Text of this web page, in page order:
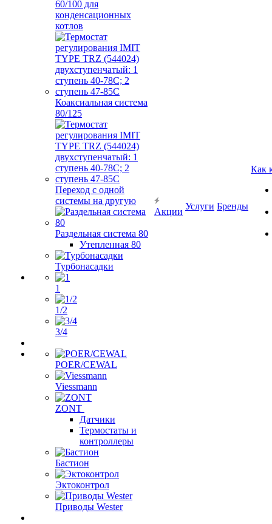
60/100 для
конденсационных
котлов
Коаксиальная система
80/125
Переход с одной
системы на другую
Раздельная система 80
Утепленная 80
Турбонасадки
1
1/2
3/4
POER/CEWAL
Viessmann
ZONT
Датчики
Термостаты и
контроллеры
Бастион
Эктоконтрол
Приводы Wester
Акции
Услуги Бренды
Как